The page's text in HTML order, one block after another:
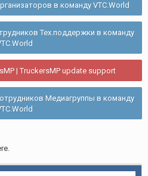
в команду VTC.World
Тех.поддержки в команду
| TruckersMP update support
Медиагруппы в команду